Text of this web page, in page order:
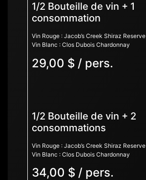
1/2 Bouteille de vin + 1
consommation
Vin Rouge : Jacob’s Creek Shiraz Reserve
Vin Blanc : Clos Dubois Chardonnay
29,00 $ / pers.
1/2 Bouteille de vin + 2
consommations
Vin Rouge : Jacob’s Creek Shiraz Reserve
Vin Blanc : Clos Dubois Chardonnay
34,00 $ / pers.